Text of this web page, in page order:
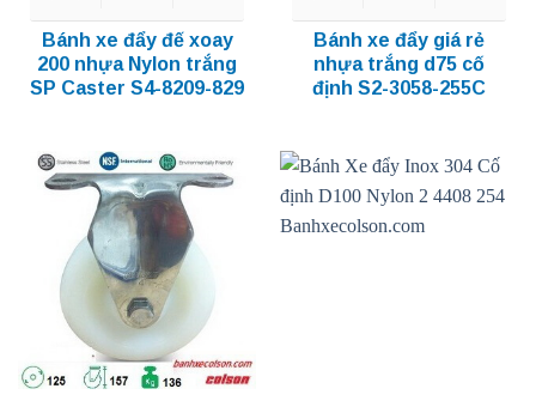
Bánh xe đẩy đế xoay
200 nhựa Nylon trắng
SP Caster S4-8209-829
Bánh xe đẩy giá rẻ
nhựa trắng d75 cố
định S2-3058-255C